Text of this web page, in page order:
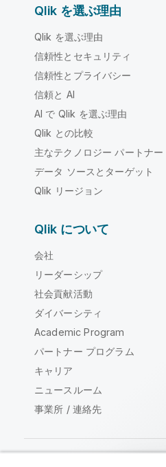
Qlik を選ぶ理由
Qlik を選ぶ理由
信頼性とセキュリティ
信頼性とプライバシー
信頼と AI
AI で Qlik を選ぶ理由
Qlik との比較
主なテクノロジー パートナー
データ ソースとターゲット
Qlik リージョン
Qlik について
会社
リーダーシップ
社会貢献活動
ダイバーシティ
Academic Program
パートナー プログラム
キャリア
ニュースルーム
事業所 / 連絡先